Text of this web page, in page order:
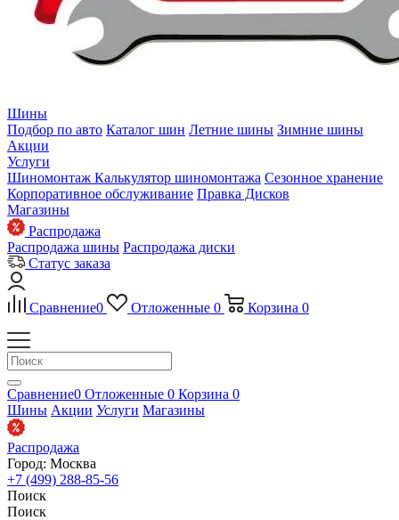
Шины
Подбор по авто Каталог шин Летние шины Зимние шины
Акции
Услуги
Шиномонтаж Калькулятор шиномонтажа Сезонное хранение
Корпоративное обслуживание Правка Дисков
Магазины
Распродажа
Распродажа шины Распродажа диски
Статус заказа
Сравнение0 Отложенные 0 Корзина 0
Сравнение0 Отложенные 0 Корзина 0
Шины Акции Услуги Магазины
Распродажа
Город: Москва
+7 (499) 288-85-56
Поиск
Поиск